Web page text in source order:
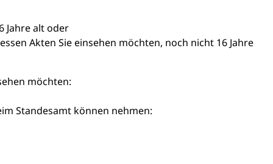
Jahre alt oder
Akten Sie einsehen möchten, noch nicht 16 Jahre
möchten:
Standesamt können nehmen: